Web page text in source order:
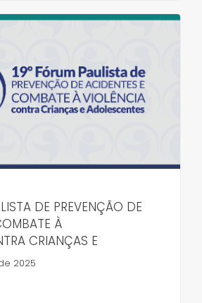
DE PREVENÇÃO DE
À
CRIANÇAS E
2025